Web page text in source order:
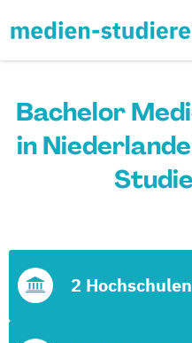
Bachelor
in
2 Hochschulen